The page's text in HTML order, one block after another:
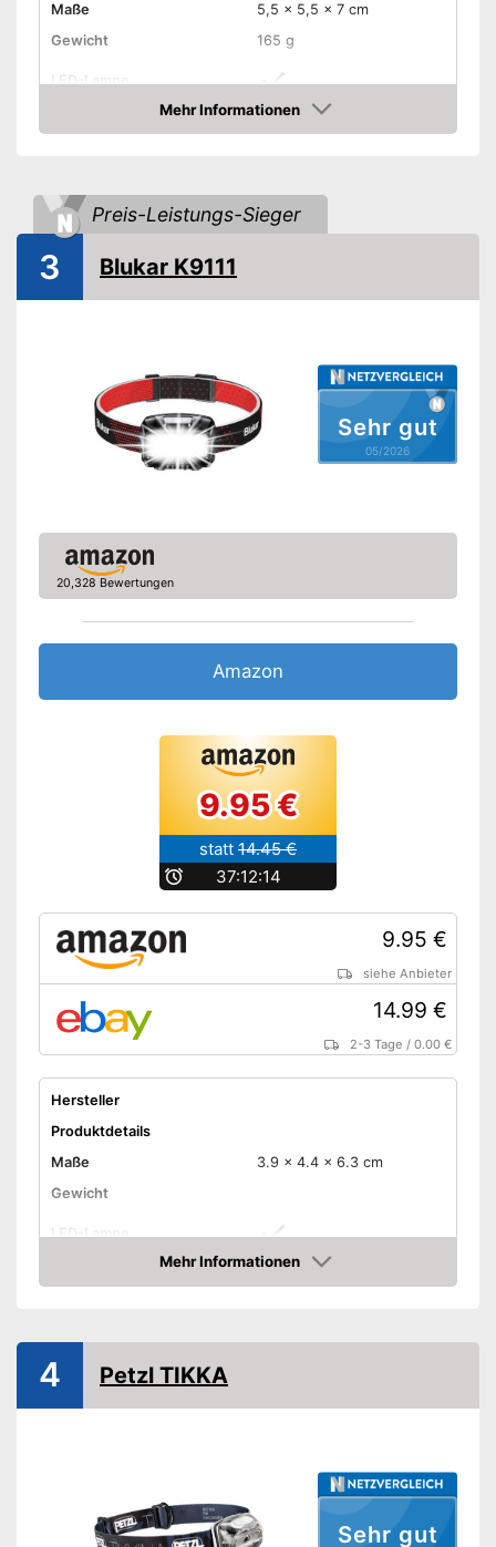
Maße
5,5 x 5,5 x 7 cm
Gewicht
165 g
LED-Lampe
Anzahl Lichtmodi
1
Stirnband
Wasserdicht
Batterien inklusive
Aufbewahrungstasche
Vorteile
Stromversorgung über Akku
Amazon Lieferzeit
siehe Anbieter
Mehr Informationen
Amazon
Preis-Leistungs-Sieger
Sehr gut
05/2026
3 Blukar K9111
20,328 Bewertungen
Amazon
9.95 €
statt 14.45 €
b 37:12:13
9.95 €
siehe Anbieter
14.99 €
2-3 Tage /0.00 €
Hersteller
Produktdetails
Maße
3.9 x 4.4 x 6.3 cm
Gewicht
LED-Lampe
Stirnband
Batterien inklusive
Mehr Informationen
Amazon
Sehr gut
4 Petzl TIKKA